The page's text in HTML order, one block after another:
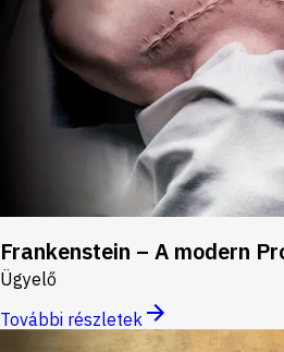
Frankenstein – A modern
Ügyelő
További részletek